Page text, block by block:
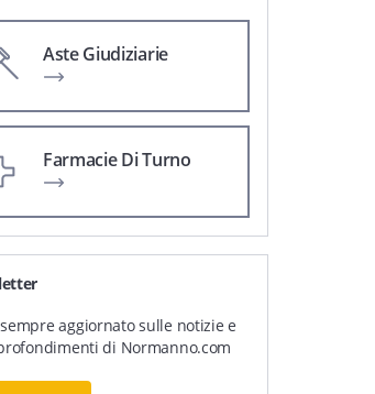
Aste Giudiziarie
Farmacie Di Turno
aggiornato sulle notizie e
di Normanno.com